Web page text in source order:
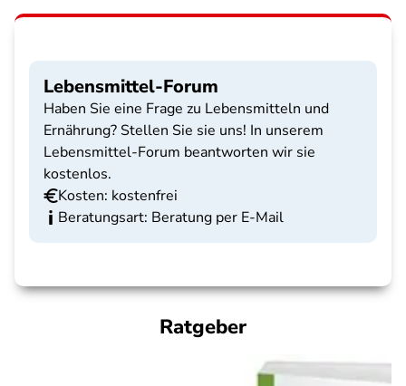
Lebensmittel-Forum
Haben Sie eine Frage zu Lebensmitteln und
Ernährung? Stellen Sie sie uns! In unserem
Lebensmittel-Forum beantworten wir sie
kostenlos.
Kosten: kostenfrei
Beratungsart: Beratung per E-Mail
Ratgeber